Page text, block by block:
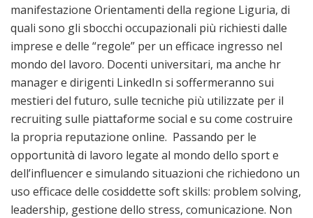
manifestazione Orientamenti della regione Liguria, di
quali sono gli sbocchi occupazionali più richiesti dalle
imprese e delle “regole” per un efficace ingresso nel
mondo del lavoro. Docenti universitari, ma anche hr
manager e dirigenti LinkedIn si soffermeranno sui
mestieri del futuro, sulle tecniche più utilizzate per il
recruiting sulle piattaforme social e su come costruire
la propria reputazione online. Passando per le
opportunità di lavoro legate al mondo dello sport e
dell’influencer e simulando situazioni che richiedono un
uso efficace delle cosiddette soft skills: problem solving,
leadership, gestione dello stress, comunicazione. Non